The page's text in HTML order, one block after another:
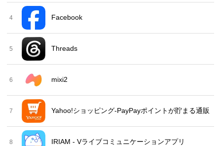
4 Facebook
5 Threads
6 mixi2
7 Yahoo!ショッピング-PayPayポイントが貯まる通販
8 IRIAM - Vライブコミュニケーションアプリ